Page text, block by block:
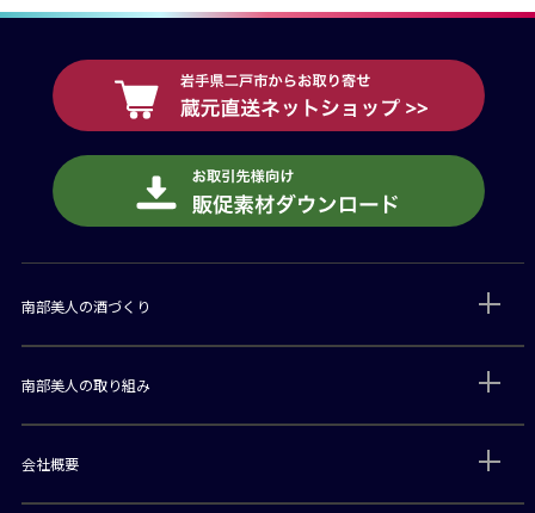
南部美人の酒づくり
南部美人の取り組み
会社概要